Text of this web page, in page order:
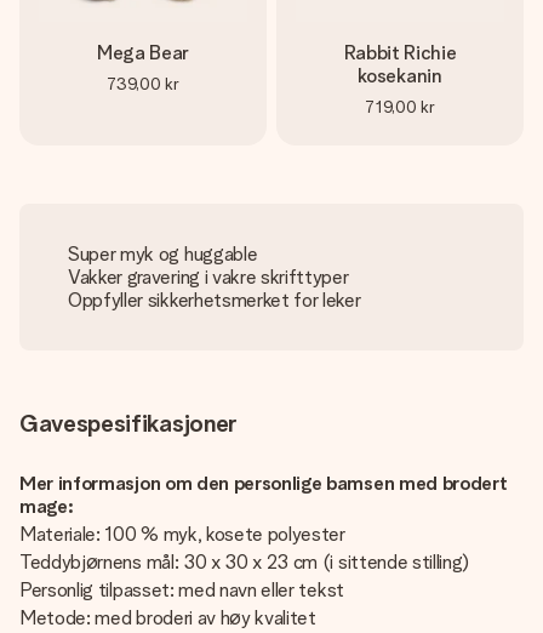
Mega Bear
739,00 kr
Rabbit Richie
kosekanin
719,00 kr
Super myk og huggable
Vakker gravering i vakre skrifttyper
Oppfyller sikkerhetsmerket for leker
Gavespesifikasjoner
Mer informasjon om den personlige bamsen med brodert
mage:
Materiale: 100 % myk, kosete polyester
Teddybjørnens mål: 30 x 30 x 23 cm (i sittende stilling)
Personlig tilpasset: med navn eller tekst
Metode: med broderi av høy kvalitet